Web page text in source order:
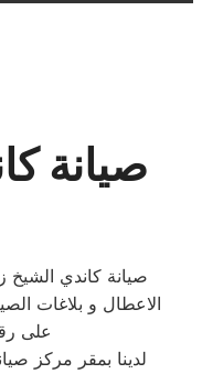
صيانة
صيانة كاندي
الاعطال و بلاغات
على
لدينا بمقر مركز